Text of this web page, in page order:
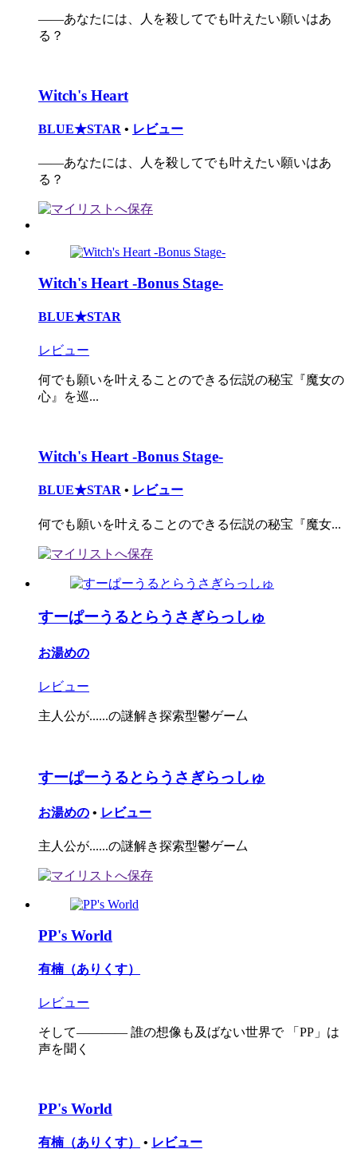
――あなたには、人を殺してでも叶えたい願いはあ
る？
Witch's Heart
BLUE★STAR • レビュー
――あなたには、人を殺してでも叶えたい願いはあ
る？
Witch's Heart -Bonus Stage-
BLUE★STAR
レビュー
何でも願いを叶えることのできる伝説の秘宝『魔女の
心』を巡...
Witch's Heart -Bonus Stage-
BLUE★STAR • レビュー
何でも願いを叶えることのできる伝説の秘宝『魔女...
すーぱーうるとらうさぎらっしゅ
お湯めの
レビュー
主人公が......の謎解き探索型鬱ゲー厶
すーぱーうるとらうさぎらっしゅ
お湯めの • レビュー
主人公が......の謎解き探索型鬱ゲー厶
PP's World
有楠（ありくす）
レビュー
そして―――― 誰の想像も及ばない世界で 「PP」は
声を聞く
PP's World
有楠（ありくす） • レビュー